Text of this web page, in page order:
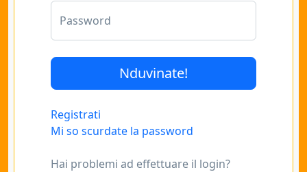
Password
Registrati
Mi so scurdate la password
Hai problemi ad effettuare il login?